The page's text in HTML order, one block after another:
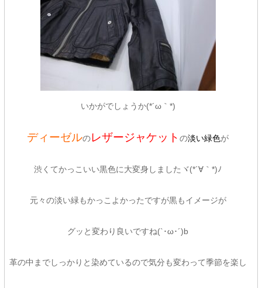
いかがでしょうか(*´ω｀*)
ディーゼルのレザージャケットの淡い緑色が
渋くてかっこいい黒色に大変身しましたヾ(*´∀｀*)ﾉ
元々の淡い緑もかっこよかったですが黒もイメージが
グッと変わり良いですね(`･ω･´)b
革の中までしっかりと染めているので気分も変わって季節を楽し